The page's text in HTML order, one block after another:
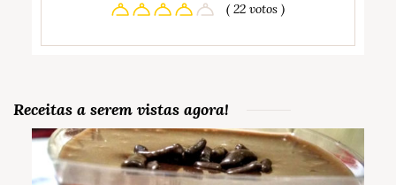
( 22 votos )
Receitas a serem vistas agora!